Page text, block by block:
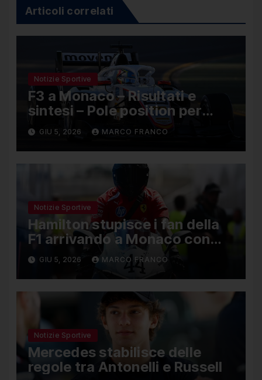
Articoli correlati
Notizie Sportive
F3 a Monaco – Risultati e
sintesi – Pole position per
Nael, Bruno del Pino ottavo
GIU 5, 2026 MARCO FRANCO
Notizie Sportive
Hamilton stupisce i fan della
F1 arrivando a Monaco con
una Ducati in edizione limitata
GIU 5, 2026 MARCO FRANCO
Notizie Sportive
Mercedes stabilisce delle
regole tra Antonelli e Russell